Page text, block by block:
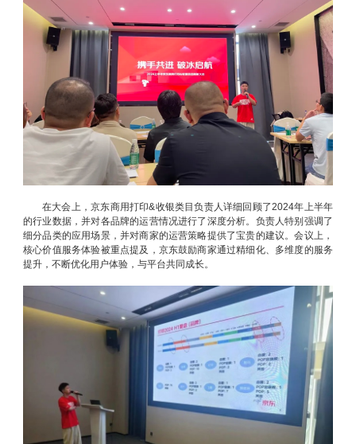
在大会上，京东商用打印&收银类目负责人详细回顾了2024年上半年
的行业数据，并对各品牌的运营情况进行了深度分析。负责人特别强调了
细分品类的应用场景，并对商家的运营策略提供了宝贵的建议。会议上，
核心价值服务体验被重点提及，京东鼓励商家通过精细化、多维度的服务
提升，不断优化用户体验，与平台共同成长。